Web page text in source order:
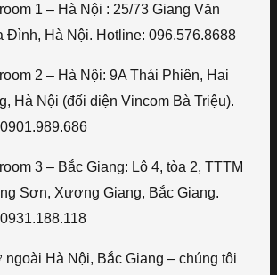
1 – Hà Nội : 25/73 Giang Văn
Đình, Hà Nội. Hotline: 096.576.8688
2 – Hà Nội: 9A Thái Phiên, Hai
Hà Nội (đối diện Vincom Bà Triệu).
3 – Bắc Giang: Lô 4, tòa 2, TTTM
Sơn, Xương Giang, Bắc Giang.
Hà Nội, Bắc Giang – chúng tôi